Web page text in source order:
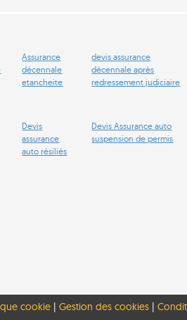
Assurance
décennale
etancheite
devis assurance
décennale après
redressement judiciaire
Devis
assurance
auto résiliés
Devis Assurance auto
suspension de permis
cookie| Gestion des cookies|
réglementations. Personnalisez vos préférences